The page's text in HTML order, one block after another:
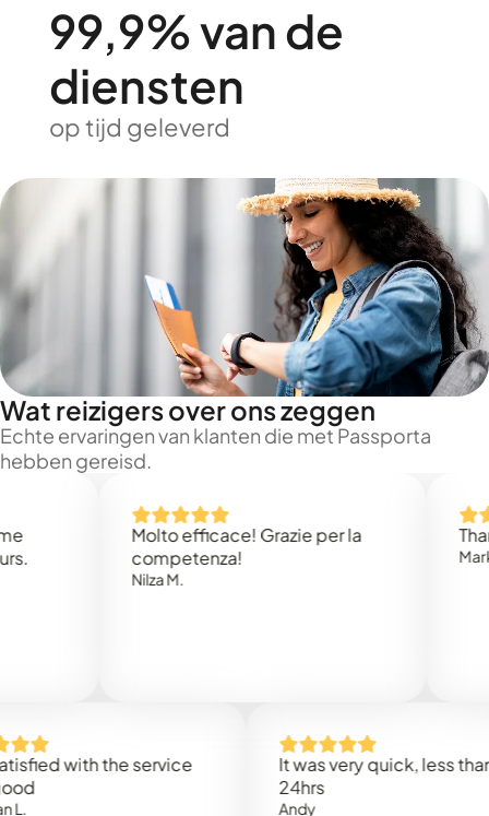
99,9% van de
diensten
op tijd geleverd
Wat reizigers over ons zeggen
Echte ervaringen van klanten die met Passporta
hebben gereisd.
Molto efficace! Grazie per la
competenza!
Thank
Mark N.
with the service
It was very quick, less than